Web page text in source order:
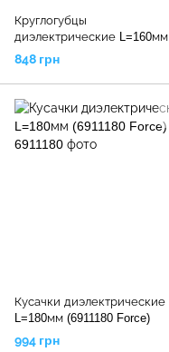
Круглогубцы
диэлектрические L=160мм
(6908160 Force)
848 грн
Кусачки диэлектрические
L=180мм (6911180 Force)
994 грн